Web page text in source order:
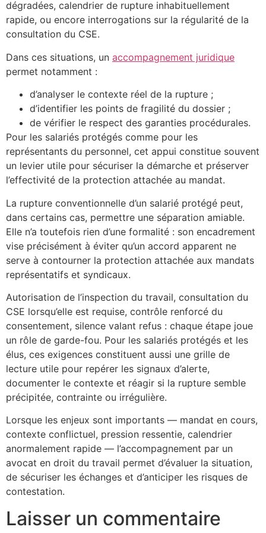
dégradées, calendrier de rupture inhabituellement
rapide, ou encore interrogations sur la régularité de la
consultation du CSE.
Dans ces situations, un accompagnement juridique
permet notamment :
d’analyser le contexte réel de la rupture ;
d’identifier les points de fragilité du dossier ;
de vérifier le respect des garanties procédurales.
Pour les salariés protégés comme pour les
représentants du personnel, cet appui constitue souvent
un levier utile pour sécuriser la démarche et préserver
l’effectivité de la protection attachée au mandat.
La rupture conventionnelle d’un salarié protégé peut,
dans certains cas, permettre une séparation amiable.
Elle n’a toutefois rien d’une formalité : son encadrement
vise précisément à éviter qu’un accord apparent ne
serve à contourner la protection attachée aux mandats
représentatifs et syndicaux.
Autorisation de l’inspection du travail, consultation du
CSE lorsqu’elle est requise, contrôle renforcé du
consentement, silence valant refus : chaque étape joue
un rôle de garde-fou. Pour les salariés protégés et les
élus, ces exigences constituent aussi une grille de
lecture utile pour repérer les signaux d’alerte,
documenter le contexte et réagir si la rupture semble
précipitée, contrainte ou irrégulière.
Lorsque les enjeux sont importants — mandat en cours,
contexte conflictuel, pression ressentie, calendrier
anormalement rapide — l’accompagnement par un
avocat en droit du travail permet d’évaluer la situation,
de sécuriser les échanges et d’anticiper les risques de
contestation.
Laisser un commentaire